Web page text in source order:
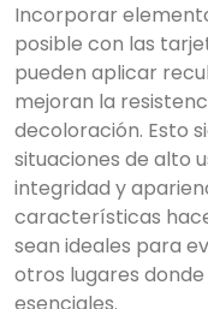
Incorporar
posible con las
pueden aplicar
mejoran la
decoloración. Esto
situaciones de alto
integridad y
características
sean ideales para
otros lugares